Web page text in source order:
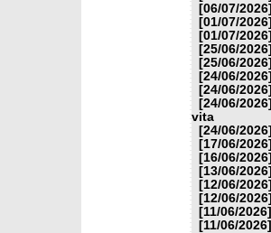
[06/07/2026]
[01/07/2026]
[01/07/2026]
[25/06/2026]
[25/06/2026]
[24/06/2026]
[24/06/2026]
[24/06/2026]
vita
[24/06/2026]
[17/06/2026]
[16/06/2026]
[13/06/2026]
[12/06/2026]
[12/06/2026]
[11/06/2026]
[11/06/2026]